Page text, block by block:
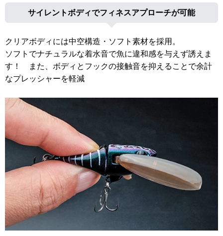
サイレントボディでフィネスアプローチが可能
クリアボディには中空構造・ソフト素材を採用。
ソフトでナチュラルな着水音で魚に違和感を与えず誘えま
す！ また、ボディとフックの接触音を抑えることで余計
なプレッシャーを軽減